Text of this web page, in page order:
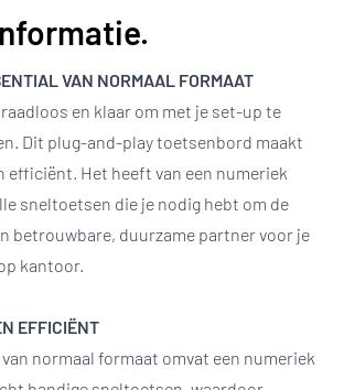
VAN NORMAAL FORMAAT
en klaar om met je set-up te
Dit plug-and-play toetsenbord maakt
efficiënt. Het heeft van een numeriek
sneltoetsen die je nodig hebt om de
betrouwbare, duurzame partner voor je
kantoor.
EFFICIËNT
normaal formaat omvat een numeriek